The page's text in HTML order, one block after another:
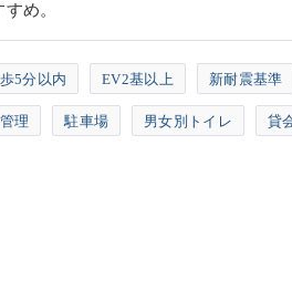
め。
5分以内 EV2基以上 新耐震基準
理 駐車場 男女別トイレ 貸